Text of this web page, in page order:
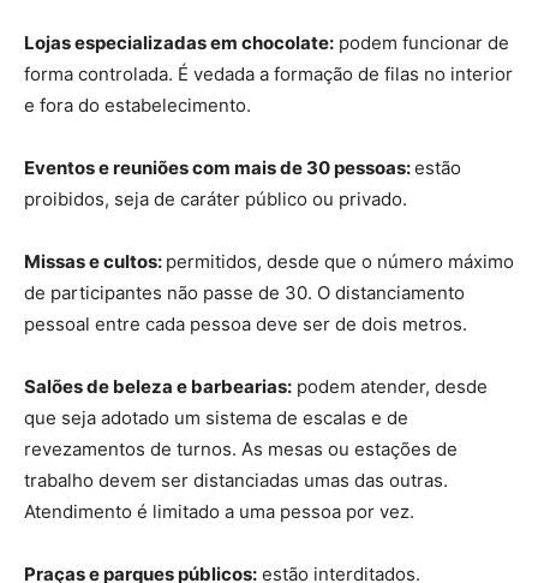
Lojas especializadas em chocolate: podem funcionar de
forma controlada. É vedada a formação de filas no interior
e fora do estabelecimento.
Eventos e reuniões com mais de 30 pessoas:estão
proibidos, seja de caráter público ou privado.
Missas e cultos: permitidos, desde que o número máximo
de participantes não passe de 30. O distanciamento
pessoal entre cada pessoa deve ser de dois metros.
Salões de beleza e barbearias: podem atender, desde
que seja adotado um sistema de escalas e de
revezamentos de turnos. As mesas ou estações de
trabalho devem ser distanciadas umas das outras.
Atendimento é limitado a uma pessoa por vez.
Praças e parques públicos: estão interditados.